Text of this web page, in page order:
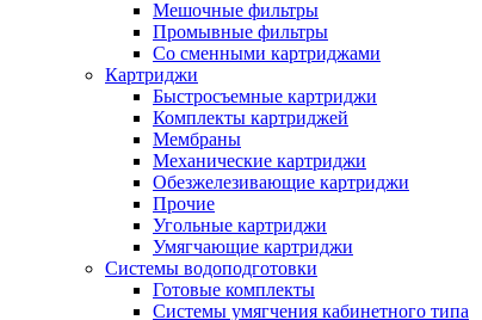
Мешочные фильтры
Промывные фильтры
Со сменными картриджами
Картриджи
Быстросъемные картриджи
Комплекты картриджей
Мембраны
Механические картриджи
Обезжелезивающие картриджи
Прочие
Угольные картриджи
Умягчающие картриджи
Системы водоподготовки
Готовые комплекты
Системы умягчения кабинетного типа